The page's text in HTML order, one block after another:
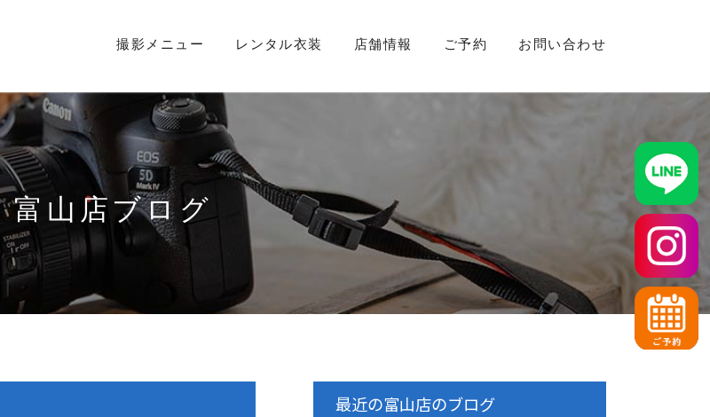
撮影メニュー レンタル衣装 店舗情報 ご予約 お問い合わせ
富山店ブログ
最近の富山店のブログ